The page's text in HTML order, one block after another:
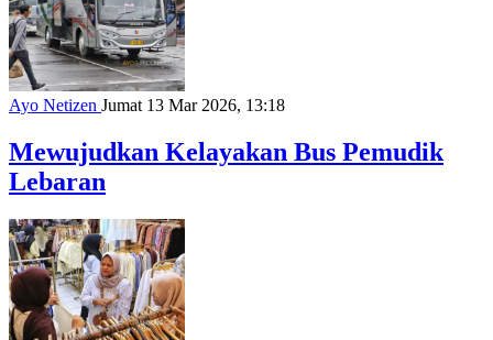
Ayo Netizen Jumat 13 Mar 2026, 13:18
Mewujudkan Kelayakan Bus Pemudik
Lebaran